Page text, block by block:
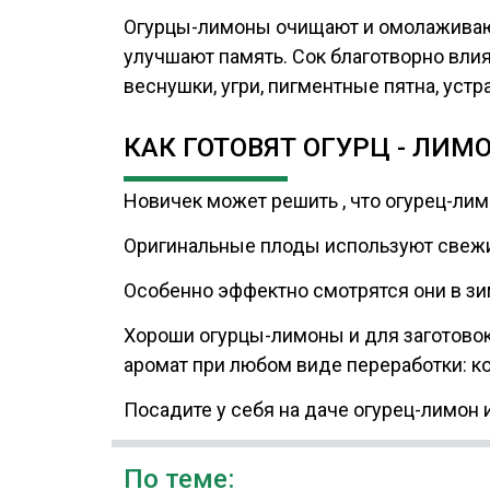
Огурцы-лимоны очищают и
улучшают память. Сок благотворно
веснушки, угри, пигментные пятна,
КАК ГОТОВЯТ ОГУРЦ -
Новичек может решить , что огурец-
Оригинальные плоды используют
Особенно эффектно смотрятся они в
Хороши огурцы-лимоны и для
аромат при любом виде переработки:
Посадите у себя на даче огурец-лимон
По теме: